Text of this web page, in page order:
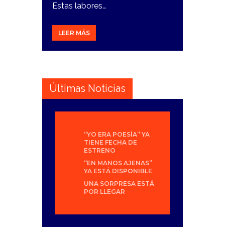
Estas labores…
LEER MÁS
Últimas Noticias
“YO ERA POESÍA” YA
TIENE FECHA DE
ESTRENO
“EN MANOS AJENAS”
YA ESTÁ DISPONIBLE
UNA SORPRESA ESTÁ
POR LLEGAR